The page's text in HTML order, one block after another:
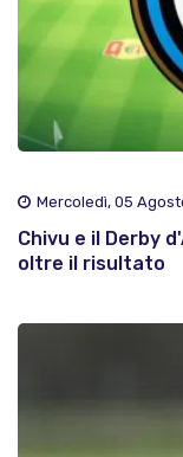
Mercoledì, 05
Chivu e il Derby
oltre il risultato